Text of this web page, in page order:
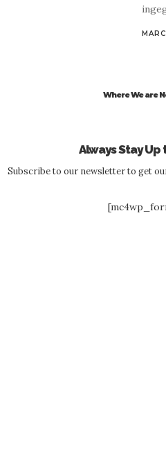
Where We are
Always Stay Up
Subscribe to our newsletter to get